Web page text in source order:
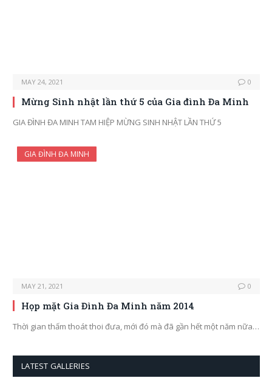
MAY 24, 2021 0
Mừng Sinh nhật lần thứ 5 của Gia đình Đa Minh
GIA ĐÌNH ĐA MINH TAM HIỆP MỪNG SINH NHẬT LẦN THỨ 5
GIA ĐÌNH ĐA MINH
MAY 21, 2021 0
Họp mặt Gia Đình Đa Minh năm 2014
Thời gian thấm thoát thoi đưa, mới đó mà đã gần hết một năm nữa…
LATEST GALLERIES